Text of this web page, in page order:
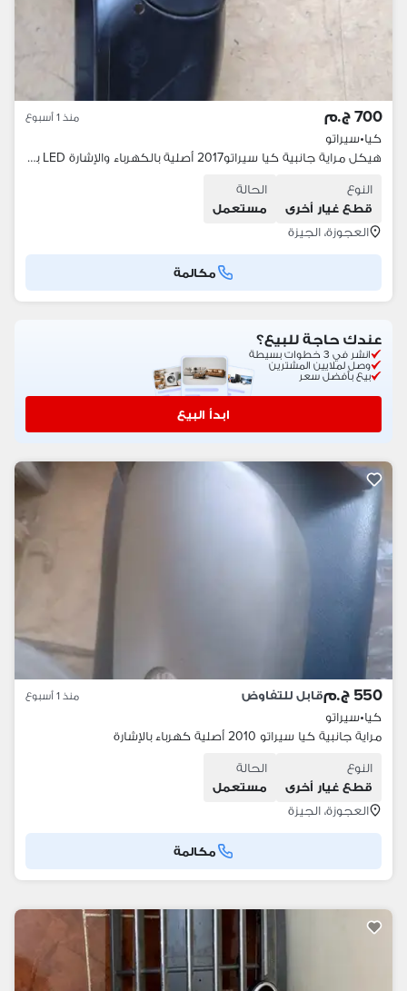
700 ج.م منذ 1 أسبوع
كيا•سيراتو
هيكل مراية جانبية كيا سيراتو2017 أصلية بالكهرباء والإشارة LED بدون كفر
النوع
قطع غيار أخرى
الحالة
مستعمل
العجوزة، الجيزة
مكالمة
عندك حاجة للبيع؟
انشر في 3 خطوات بسيطة
وصل لملايين المشترين
بيع بأفضل سعر
ابدأ البيع
550 ج.م قابل للتفاوض منذ 1 أسبوع
كيا•سيراتو
مراية جانبية كيا سيراتو 2010 أصلية كهرباء بالإشارة
النوع
قطع غيار أخرى
الحالة
مستعمل
العجوزة، الجيزة
مكالمة